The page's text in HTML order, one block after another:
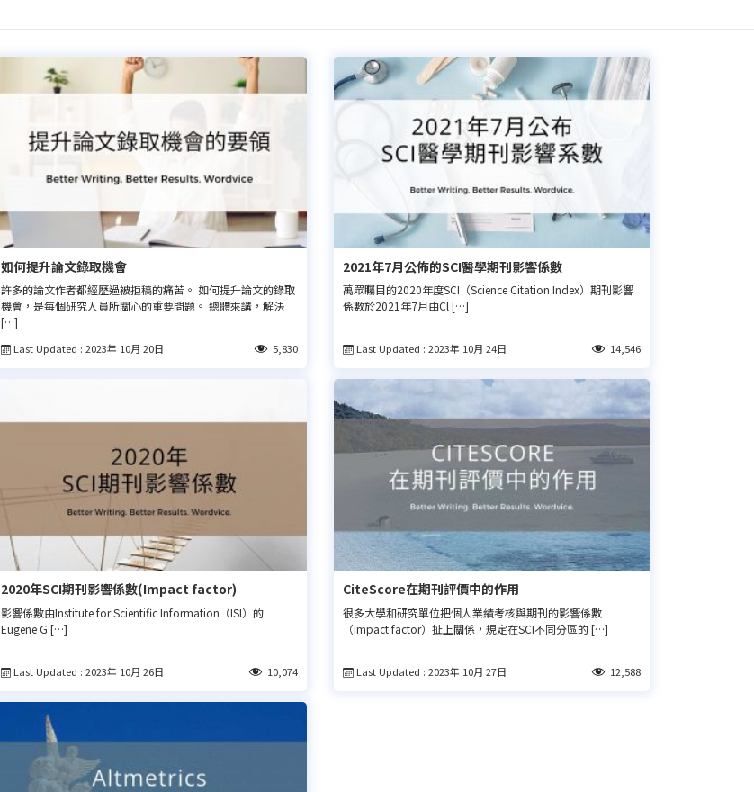
如何提升論文錄取機會
許多的論文作者都經歷過被拒稿的痛苦。 如何提升論文的錄取
機會，是每個研究人員所關心的重要問題。 總體來講，解決
[…]
Last Updated : 2023年 10月 20日 5,830
2021年7月公佈的SCI醫學期刊影響係數
萬眾矚目的2020年度SCI（Science Citation Index）期刊影響
係數於2021年7月由Cl […]
Last Updated : 2023年 10月 24日 14,546
2020年SCI期刊影響係數(Impact factor)
影響係數由Institute for Scientific Information（ISI）的
Eugene G […]
Last Updated : 2023年 10月 26日 10,074
CiteScore在期刊評價中的作用
很多大學和研究單位把個人業績考核與期刊的影響係數
（impact factor）扯上關係，規定在SCI不同分區的 […]
Last Updated : 2023年 10月 27日 12,588